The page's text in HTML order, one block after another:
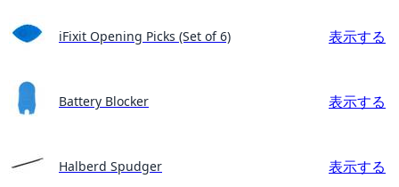
iFixit Opening Picks (Set of 6) 表示する
Battery Blocker 表示する
Halberd Spudger 表示する